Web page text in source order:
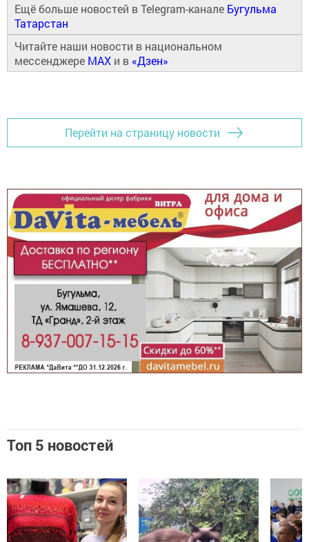
Ещё больше новостей в Telegram-канале Бугульма
Татарстан
Читайте наши новости в национальном
мессенджере MAX и в «Дзен»
Перейти на страницу новости
Топ 5 новостей